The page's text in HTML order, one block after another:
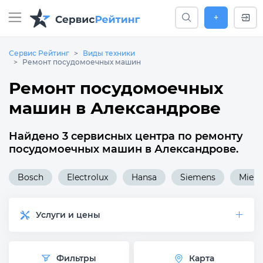
+
Сервис Рейтинг
Виды техники
Ремонт посудомоечных машин
Ремонт посудомоечных
машин в Александрове
Найдено 3 сервисных центра по ремонту
посудомоечных машин в Александрове.
Bosch Electrolux Hansa Siemens Miele
Услуги и цены
Фильтры Карта